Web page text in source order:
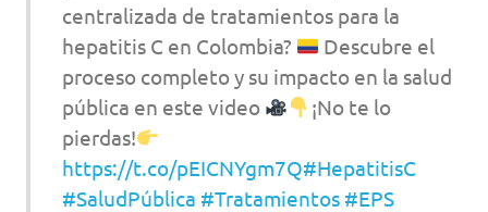
centralizada de tratamientos para la
hepatitis C en Colombia?
Descubre el
proceso completo y su impacto en la salud
pública en este video
¡No te lo
pierdas!
https://t.co/pEICNYgm7Q#HepatitisC
#SaludPública #Tratamientos #EPS